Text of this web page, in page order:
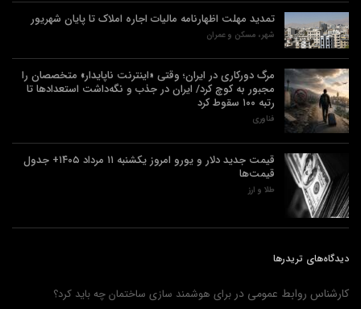
تمدید مهلت اظهارنامه مالیات اجاره املاک تا پایان شهریور
شهر، مسکن و عمران
مرگ دورکاری در ایران؛ وقتی «اینترنت ناپایدار» متخصصان را
مجبور به کوچ کرد/ ایران در جذب و نگه‌داشت استعدادها تا
رتبه ۱۰۰ سقوط کرد
فناوری
قیمت جدید دلار و یورو امروز یکشنبه ۱۱ مرداد ۱۴۰۵+ جدول
قیمت‌ها
طلا و ارز
دیدگاه‌های تریدرها
کارشناس روابط عمومی در برای هوشمند سازی ساختمان چه باید کرد؟